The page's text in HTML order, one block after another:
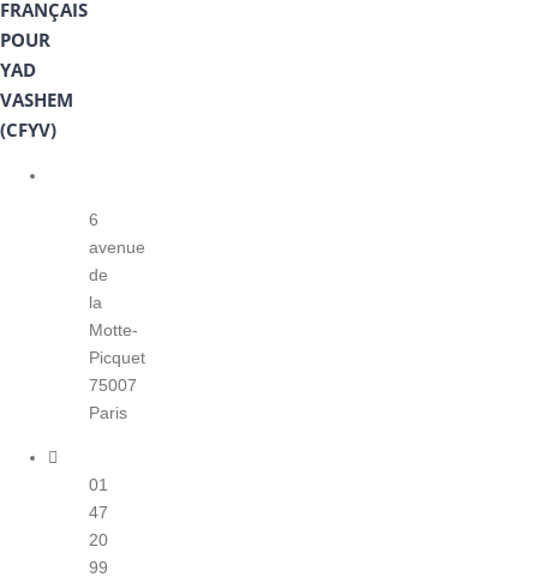
FRANÇAIS
POUR
YAD
VASHEM
(CFYV)
6
avenue
de
la
Motte-
Picquet
75007
Paris
01
47
20
99